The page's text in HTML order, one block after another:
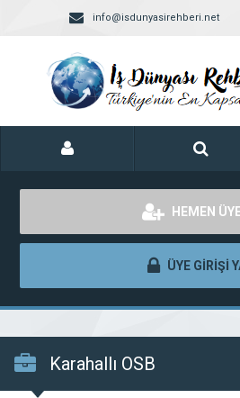
info@isdunyasirehberi.net
HEMEN
ÜYE GİRİŞİ
Karahallı OSB